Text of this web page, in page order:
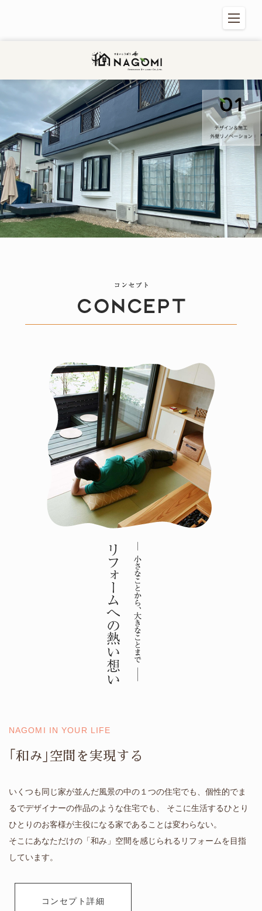
NAGOMI IN YOUR LIFE
｢和み｣空間を実現する
いくつも同じ家が並んだ風景の中の１つの住宅でも、個性的でま
るでデザイナーの作品のような住宅でも、 そこに生活するひとり
ひとりのお客様が主役になる家であることは変わらない。
そこにあなただけの「和み」空間を感じられるリフォームを目指
しています。
コンセプト詳細